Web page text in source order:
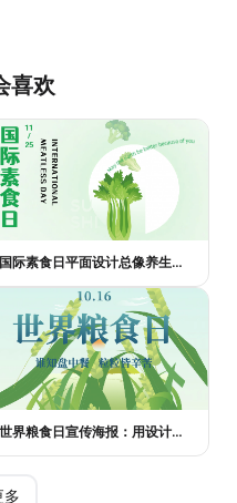
喜欢
国际素食日平面设计总像养生广告？三个思路让它变酷
世界粮食日宣传海报：用设计传递"粮"心，让每一粒米都有声音
多